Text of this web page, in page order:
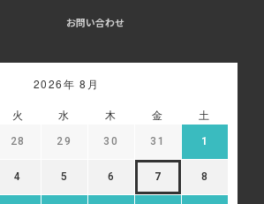
お問い合わせ
2026年 8月
火 水 木 金 土
28 29 30 31 1
4 5 6 7 8